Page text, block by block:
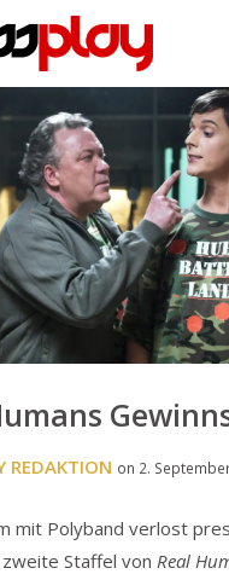
REDAKTION on 2.
mit Polyband verlost
Staffel von Real